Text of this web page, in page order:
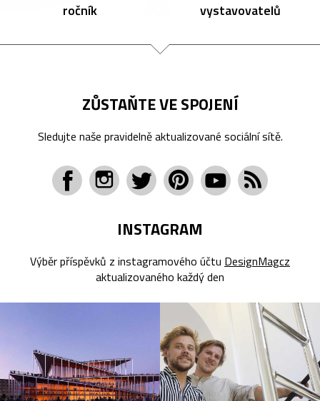
ročník vystavovatelů
ZŮSTAŇTE VE SPOJENÍ
Sledujte naše pravidelně aktualizované sociální sítě.
INSTAGRAM
Výběr příspěvků z instagramového účtu DesignMagcz
aktualizovaného každý den